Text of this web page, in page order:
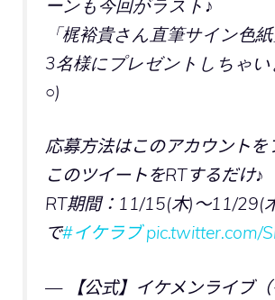
ーンも今回がラスト♪
「梶裕貴さん直筆サイン色
3名様にプレゼントしちゃ
○)
応募方法はこのアカウントを
このツイートをRTするだけ♪
RT期間：11/15(木)～11/29(
で#イケラブ pic.twitter.com/
— 【公式】イケメンライブ（